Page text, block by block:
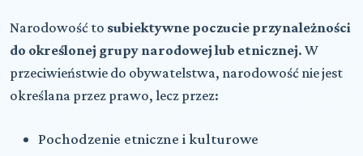
Narodowość to subiektywne poczucie przynależności
do określonej grupy narodowej lub etnicznej. W
przeciwieństwie do obywatelstwa, narodowość nie jest
określana przez prawo, lecz przez:
Pochodzenie etniczne i kulturowe